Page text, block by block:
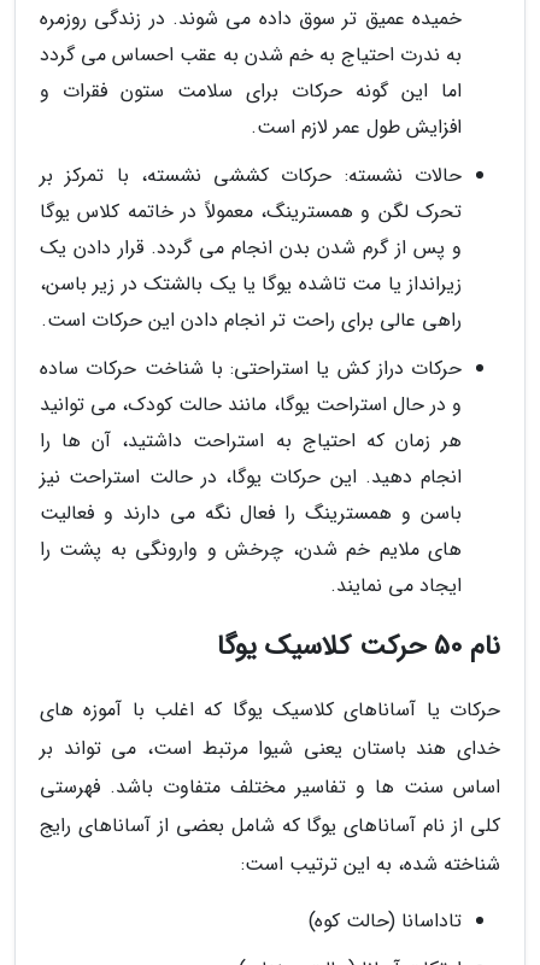
خمیده عمیق تر سوق داده می شوند. در زندگی روزمره
به ندرت احتیاج به خم شدن به عقب احساس می گردد
اما این گونه حرکات برای سلامت ستون فقرات و
افزایش طول عمر لازم است.
حالات نشسته: حرکات کششی نشسته، با تمرکز بر
تحرک لگن و همسترینگ، معمولاً در خاتمه کلاس یوگا
و پس از گرم شدن بدن انجام می گردد. قرار دادن یک
زیرانداز یا مت تاشده یوگا یا یک بالشتک در زیر باسن،
راهی عالی برای راحت تر انجام دادن این حرکات است.
حرکات دراز کش یا استراحتی: با شناخت حرکات ساده
و در حال استراحت یوگا، مانند حالت کودک، می توانید
هر زمان که احتیاج به استراحت داشتید، آن ها را
انجام دهید. این حرکات یوگا، در حالت استراحت نیز
باسن و همسترینگ را فعال نگه می دارند و فعالیت
های ملایم خم شدن، چرخش و وارونگی به پشت را
ایجاد می نمایند.
نام 50 حرکت کلاسیک یوگا
حرکات یا آساناهای کلاسیک یوگا که اغلب با آموزه های
خدای هند باستان یعنی شیوا مرتبط است، می تواند بر
اساس سنت ها و تفاسیر مختلف متفاوت باشد. فهرستی
کلی از نام آساناهای یوگا که شامل بعضی از آساناهای رایج
شناخته شده، به این ترتیب است:
تاداسانا (حالت کوه)